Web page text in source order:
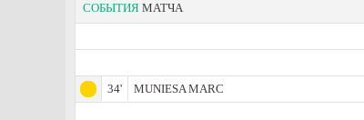
СОБЫТИЯ МАТЧА
34'
MUNIESA MARC